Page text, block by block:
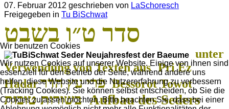
07. Februar 2012 geschrieben von LaSchoresch
Freigegeben in Tu BiSchwat
סדר ט״ו בשבט
unter
Verwendung von Texten aus Pri Ez
Hadarפרי עץ הדר Bessorot Towot
בשורות טובות Aufbau des Seders
Wir benutzen Cookies
Wir nutzen Cookies auf unserer Website. Einige von ihnen sind
essenziell für den Betrieb der Seite, während andere uns
helfen, diese Website und die Nutzererfahrung zu verbessern
(Tracking Cookies). Sie können selbst entscheiden, ob Sie die
Cookies zulassen möchten. Bitte beachten Sie, dass bei einer